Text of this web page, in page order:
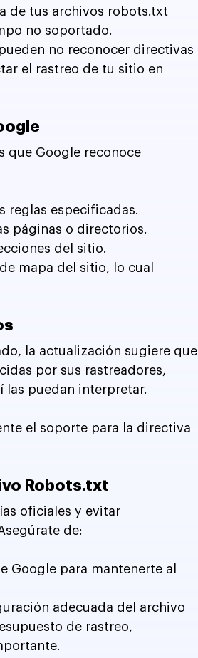
de tus archivos robots.txt
no soportado.
no reconocer directivas
el rastreo de tu sitio en
que Google reconoce
reglas especificadas.
páginas o directorios.
del sitio.
mapa del sitio, lo cual
la actualización sugiere que
por sus rastreadores,
las puedan interpretar.
el soporte para la directiva
Robots.txt
oficiales y evitar
de:
Google para mantenerte al
adecuada del archivo
de rastreo,